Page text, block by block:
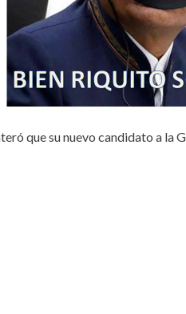
que su nuevo candidato a